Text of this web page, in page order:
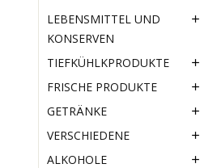
LEBENSMITTEL UND
KONSERVEN

TIEFKÜHLKPRODUKTE 
FRISCHE PRODUKTE 
GETRÄNKE 
VERSCHIEDENE 
ALKOHOLE 